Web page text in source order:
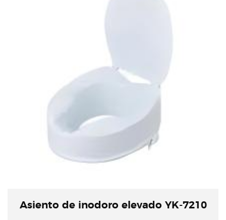
Asiento de inodoro elevado YK-7210